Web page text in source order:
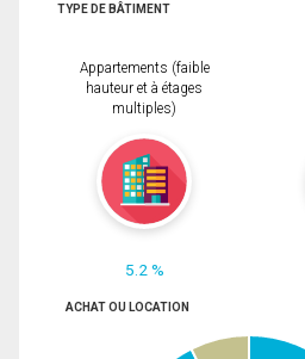
TYPE DE BÂTIMENT
Appartements (faible
hauteur et à étages
multiples)
5.2 %
ACHAT OU LOCATION